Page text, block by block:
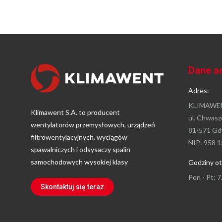
Klimawent S.A. to producent
wentylatorów przemysłowych, urządzeń
filtrowentylacyjnych, wyciągów
spawalniczych i odsysaczy spalin
samochodowych wysokiej klasy
Skontaktuj się teraz
Dane
Adres:
ul.
81-571
NIP: 958
Godziny
Pon - Pt: